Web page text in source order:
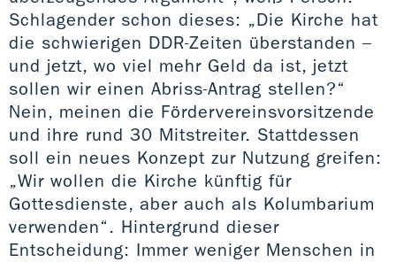
Schlagender schon dieses: „Die Kirche hat
die schwierigen DDR-Zeiten überstanden –
und jetzt, wo viel mehr Geld da ist, jetzt
sollen wir einen Abriss-Antrag stellen?“
Nein, meinen die Fördervereinsvorsitzende
und ihre rund 30 Mitstreiter. Stattdessen
soll ein neues Konzept zur Nutzung greifen:
„Wir wollen die Kirche künftig für
Gottesdienste, aber auch als Kolumbarium
verwenden“. Hintergrund dieser
Entscheidung: Immer weniger Menschen in